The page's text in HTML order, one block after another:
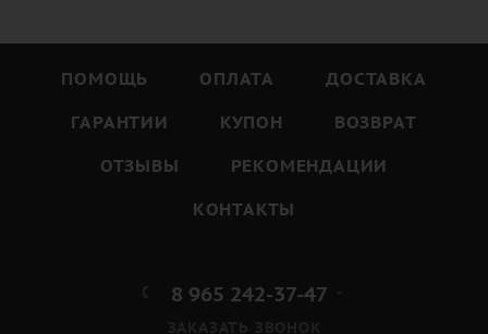
ПОМОЩЬ ОПЛАТА
ДОСТАВКА
ГАРАНТИИ
КУПОН
ВОЗВРАТ
ОТЗЫВЫ
РЕКОМЕНДАЦИИ
КОНТАКТЫ
8 965 242-37-47